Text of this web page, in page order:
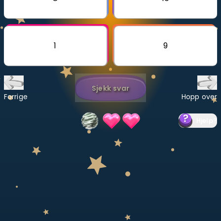
Bestill privatundervisning
Velg læreplan
Logg inn
1 9
Forrige
Sjekk svar
Hopp over
?